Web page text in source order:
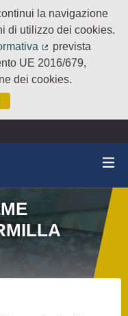
la navigazione
di utilizzo dei cookies.
(Collegamento
prevista
UE 2016/679,
dei cookies.